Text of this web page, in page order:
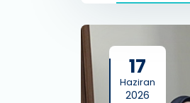
17
Haziran
2026